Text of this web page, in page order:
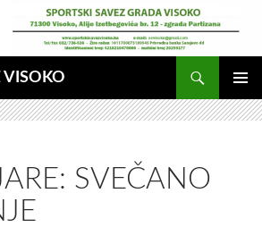
VISOKO
GLAVNI
MENI
SVEČANO